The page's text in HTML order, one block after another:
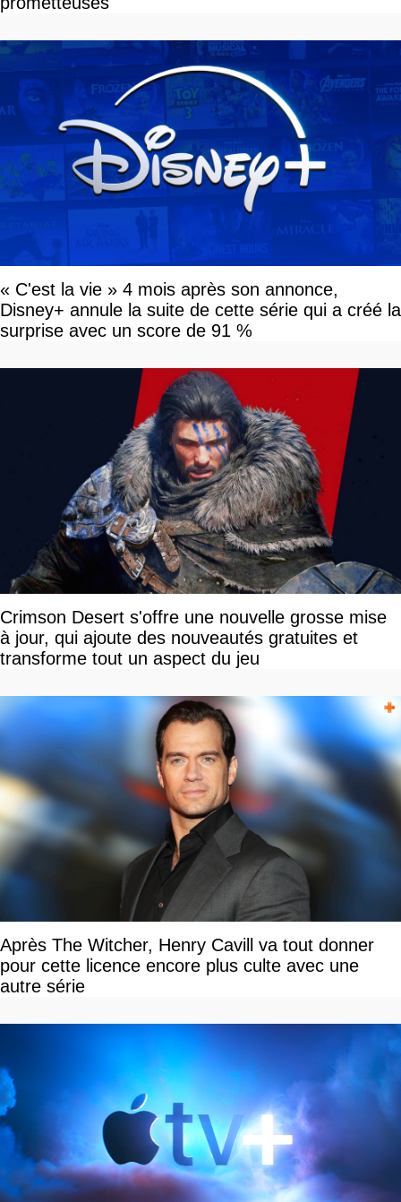
« C'est la vie » 4 mois après son annonce,
Disney+ annule la suite de cette série qui a créé la
surprise avec un score de 91 %
Crimson Desert s'offre une nouvelle grosse mise
à jour, qui ajoute des nouveautés gratuites et
transforme tout un aspect du jeu
Après The Witcher, Henry Cavill va tout donner
pour cette licence encore plus culte avec une
autre série